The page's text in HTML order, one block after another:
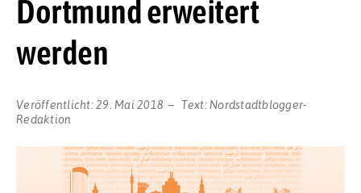
Dortmund erweitert
werden
Veröffentlicht:29. Mai 2018 Text: Nordstadtblogger-
Redaktion